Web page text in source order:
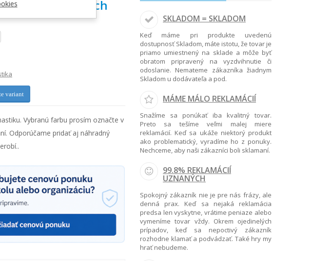
veľkosti v rôznych
variant
Vybranú farbu prosím označte v
Odporúčame pridať aj náhradný
SKLADOM = SKLADOM
Keď máme pri produkte uvedenú
dostupnosť Skladom, máte istotu, že tovar je
priamo umiestnený na sklade a môže byť
obratom pripravený na vyzdvihnutie či
odoslanie. Nemateme zákazníka žiadnym
Skladom u dodávateľa a pod.
MÁME MÁLO REKLAMÁCIÍ
Snažíme sa ponúkať iba kvalitný tovar.
Preto sa tešíme veľmi malej miere
reklamácií. Keď sa ukáže niektorý produkt
ako problematický, vyradíme ho z ponuky.
Nechceme, aby naši zákazníci boli sklamaní.
99.8% REKLAMÁCIÍ
UZNANÝCH
Spokojný zákazník nie je pre nás frázy, ale
denná prax. Keď sa nejaká reklamácia
predsa len vyskytne, vrátime peniaze alebo
vymeníme tovar vždy. Okrem ojedinelých
prípadov, keď sa nepoctivý zákazník
rozhodne klamať a podvádzať. Také hry my
hrať nebudeme.